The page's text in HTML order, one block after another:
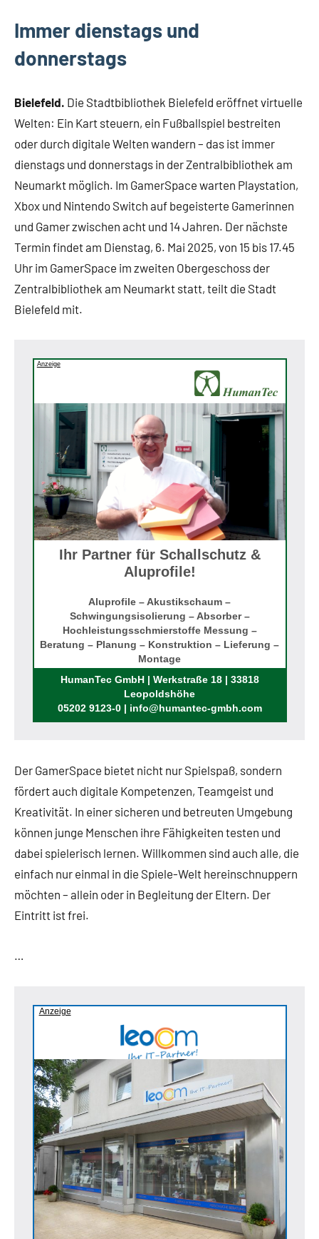
Immer dienstags und
donnerstags
Bielefeld. Die Stadtbibliothek Bielefeld eröffnet virtuelle
Welten: Ein Kart steuern, ein Fußballspiel bestreiten
oder durch digitale Welten wandern – das ist immer
dienstags und donnerstags in der Zentralbibliothek am
Neumarkt möglich. Im GamerSpace warten Playstation,
Xbox und Nintendo Switch auf begeisterte Gamerinnen
und Gamer zwischen acht und 14 Jahren. Der nächste
Termin findet am Dienstag, 6. Mai 2025, von 15 bis 17.45
Uhr im GamerSpace im zweiten Obergeschoss der
Zentralbibliothek am Neumarkt statt, teilt die Stadt
Bielefeld mit.
Anzeige
Ihr Partner für Schallschutz &
Aluprofile!
Aluprofile – Akustikschaum –
Schwingungsisolierung – Absorber –
Hochleistungsschmierstoffe Messung –
Beratung – Planung – Konstruktion – Lieferung –
Montage
Rufen Sie uns an!
HumanTec GmbH | Werkstraße 18 | 33818
Leopoldshöhe
05202 9123-0 | info@humantec-gmbh.com
Der GamerSpace bietet nicht nur Spielspaß, sondern
fördert auch digitale Kompetenzen, Teamgeist und
Kreativität. In einer sicheren und betreuten Umgebung
können junge Menschen ihre Fähigkeiten testen und
dabei spielerisch lernen. Willkommen sind auch alle, die
einfach nur einmal in die Spiele-Welt hereinschnuppern
möchten – allein oder in Begleitung der Eltern. Der
Eintritt ist frei.
…
Anzeige